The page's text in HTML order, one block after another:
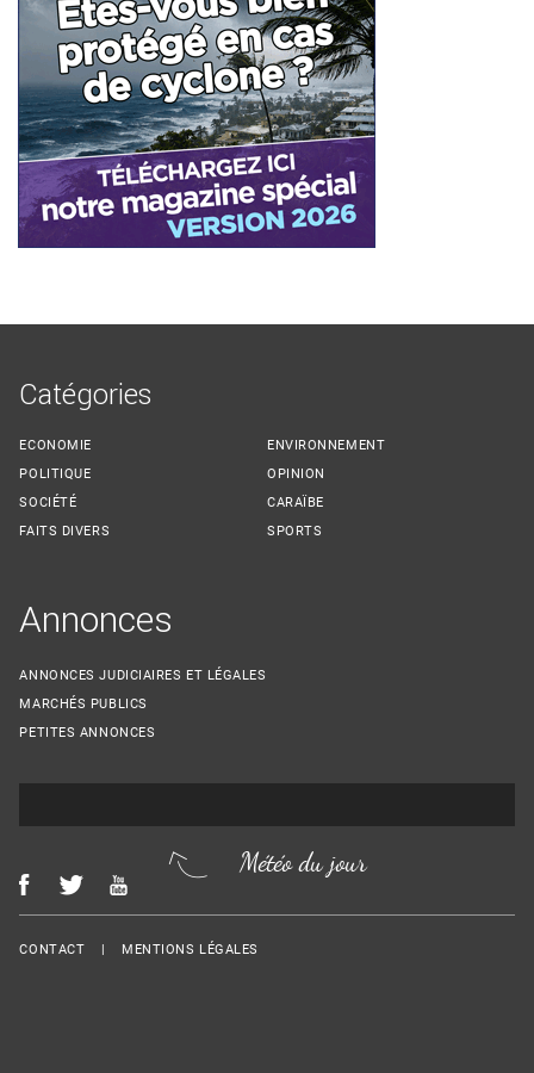
Catégories
ECONOMIE
POLITIQUE
SOCIÉTÉ
FAITS DIVERS
ENVIRONNEMENT
OPINION
CARAÏBE
SPORTS
Annonces
ANNONCES JUDICIAIRES ET LÉGALES
MARCHÉS PUBLICS
PETITES ANNONCES
Météo du jour
Menu Footer
CONTACT MENTIONS LÉGALES